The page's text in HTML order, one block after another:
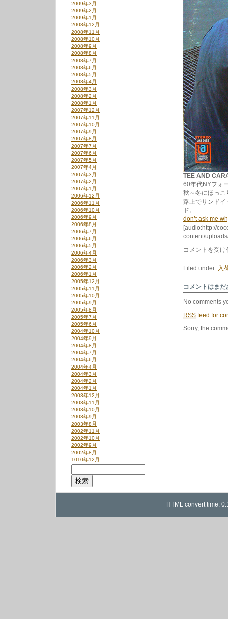
TEE AND
60年代NYフォ
秋～冬にほっこ
路上でサンド
ド。
don’t ask me
[audio:http://
content/
11/10
入
か
ら。
は
コメントを受
Filed under: 入
コメントはま
No comments
RSS feed for
Sorry, the
2009年3月
2009年2月
2009年1月
2008年12月
2008年11月
2008年10月
2008年9月
2008年8月
2008年7月
2008年6月
2008年5月
2008年4月
2008年3月
2008年2月
2008年1月
2007年12月
2007年11月
2007年10月
2007年9月
2007年8月
2007年7月
2007年6月
2007年5月
2007年4月
2007年3月
2007年2月
2007年1月
2006年12月
2006年11月
2006年10月
2006年9月
2006年8月
2006年7月
2006年6月
2006年5月
2006年4月
2006年3月
2006年2月
2006年1月
2005年12月
2005年11月
2005年10月
2005年9月
2005年8月
2005年7月
2005年6月
2004年10月
2004年9月
2004年8月
2004年7月
2004年6月
2004年4月
2004年3月
2004年2月
2004年1月
2003年12月
2003年11月
2003年10月
2003年9月
2003年8月
2002年11月
2002年10月
2002年9月
2002年8月
1010年12月
HTML convert time: